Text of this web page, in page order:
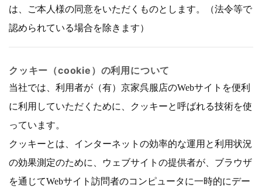
は、ご本人様の同意をいただくものとします。（法令等で
認められている場合を除きます）
クッキー（cookie）の利用について
当社では、利用者が（有）京家呉服店のWebサイトを便利
に利用していただくために、クッキーと呼ばれる技術を使
っています。
クッキーとは、インターネットの効率的な運用と利用状況
の効果測定のために、ウェブサイトの提供者が、ブラウザ
を通じてWebサイト訪問者のコンピュータに一時的にデー